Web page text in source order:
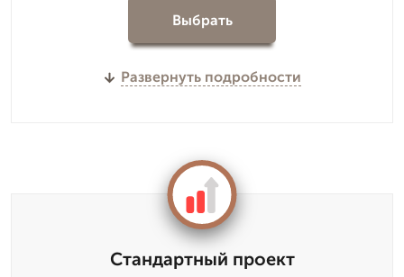
Выбрать
Развернуть подробности
Стандартный проект